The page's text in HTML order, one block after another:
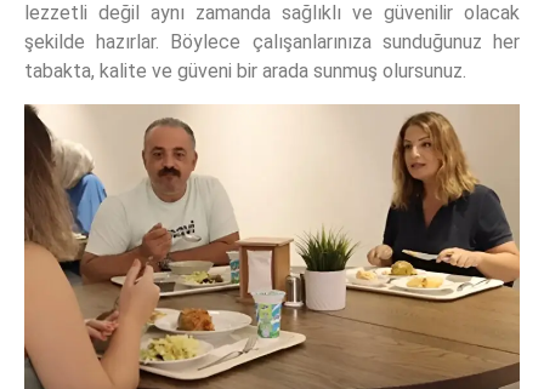
lezzetli değil aynı zamanda sağlıklı ve güvenilir olacak
şekilde hazırlar. Böylece çalışanlarınıza sunduğunuz her
tabakta, kalite ve güveni bir arada sunmuş olursunuz.